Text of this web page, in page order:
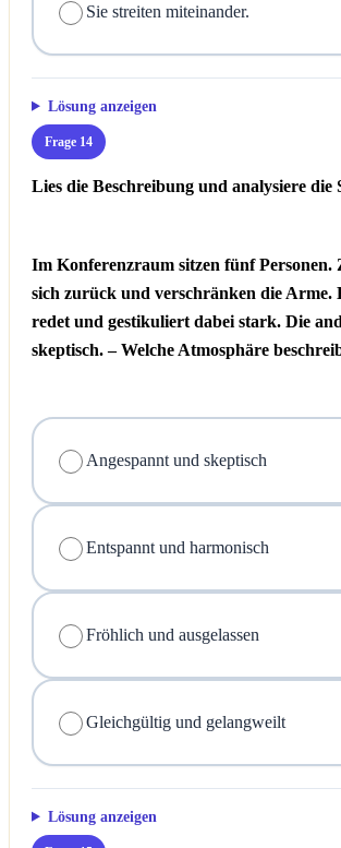
Sie streiten miteinander.
Lösung anzeigen
Frage 14
Lies die Beschreibung und analysiere die
Im Konferenzraum sitzen fünf Personen.
sich zurück und verschränken die Arme.
redet und gestikuliert dabei stark. Die
skeptisch. – Welche Atmosphäre
Angespannt und skeptisch
Entspannt und harmonisch
Fröhlich und ausgelassen
Gleichgültig und gelangweilt
Lösung anzeigen